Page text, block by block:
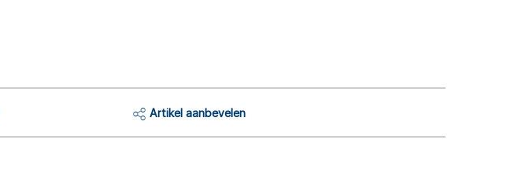
Artikel aanbevelen